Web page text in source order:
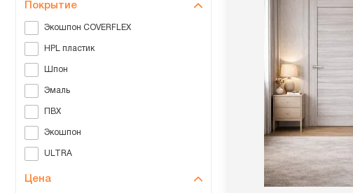
Покрытие
Экошпон COVERFLEX
HPL пластик
Шпон
Эмаль
ПВХ
Экошпон
ULTRA
Цена